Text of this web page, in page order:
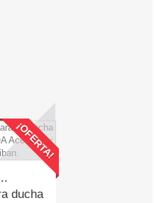
¡OFERTA!
ducha